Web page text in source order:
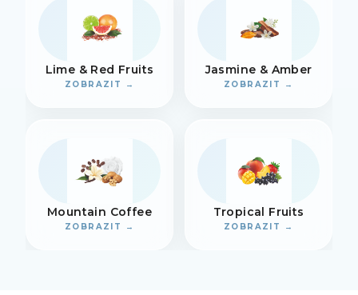
Lime & Red Fruits
ZOBRAZIT →
Jasmine & Amber
ZOBRAZIT →
Mountain Coffee
ZOBRAZIT →
Tropical Fruits
ZOBRAZIT →